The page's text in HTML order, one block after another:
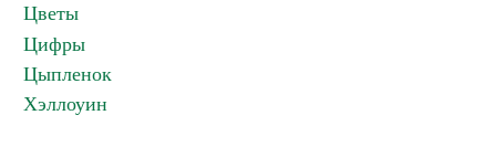
Цветы
Цифры
Цыпленок
Хэллоуин